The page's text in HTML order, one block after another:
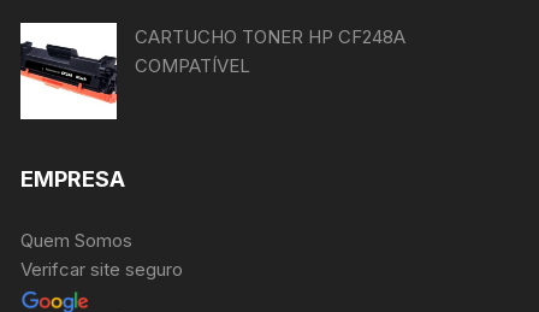
CARTUCHO TONER HP CF248A
COMPATÍVEL
EMPRESA
Quem Somos
Verifcar site seguro